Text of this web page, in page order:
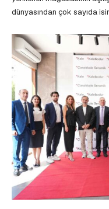
dünyasından çok sayıda